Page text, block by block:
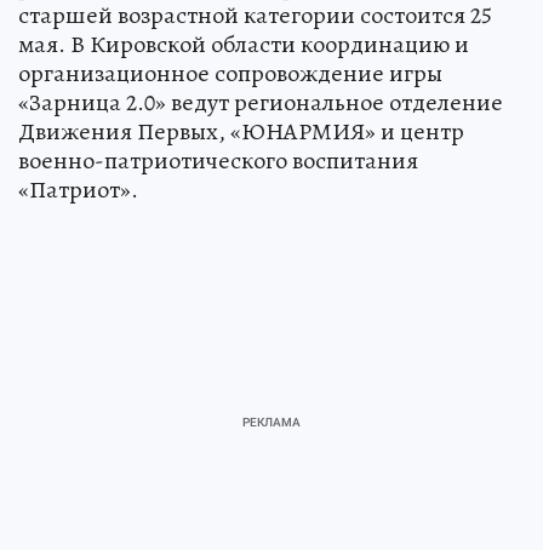
старшей возрастной категории состоится 25
мая. В Кировской области координацию и
организационное сопровождение игры
«Зарница 2.0» ведут региональное отделение
Движения Первых, «ЮНАРМИЯ» и центр
военно-патриотического воспитания
«Патриот».